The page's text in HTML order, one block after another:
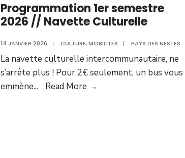
Programmation 1er semestre
2026 // Navette Culturelle
14 JANVIER 2026 | CULTURE,MOBILITÉS | PAYS DES NESTES
La navette culturelle intercommunautaire, ne
s’arrête plus ! Pour 2€ seulement, un bus vous
emmène... Read More →